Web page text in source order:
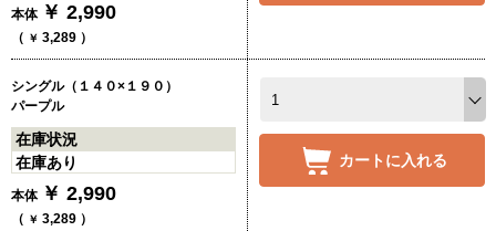
本体 ￥ 2,990
（ ￥ 3,289 ）
シングル（１４０×１９０）
パープル
在庫状況
在庫あり
本体 ￥ 2,990
（ ￥ 3,289 ）
カートに入れる